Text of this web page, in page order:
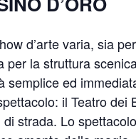
d’arte varia, sia
per la struttura
semplice ed
il Teatro dei
strada. Lo